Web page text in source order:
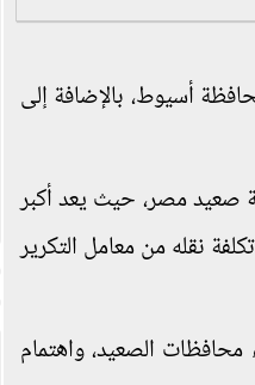
أسيوط، بالإضافة إلى
صعيد مصر، حيث يعد أكبر
نقله من معامل التكرير
محافظات الصعيد، واهتمام